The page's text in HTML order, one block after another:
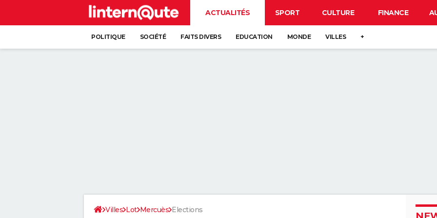
ACTUALITÉS SPORT CULTURE FINANCE
POLITIQUE SOCIÉTÉ FAITS DIVERS EDUCATION MONDE VILLES +
Villes Lot Mercuès Elections